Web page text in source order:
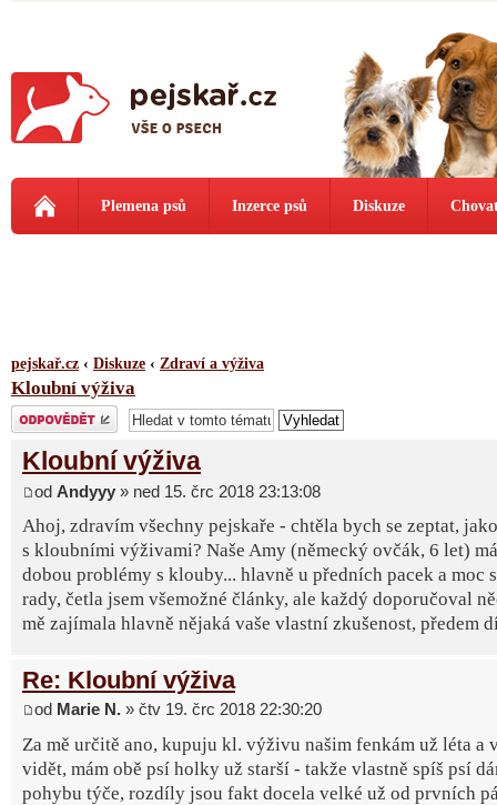
Plemena psů Inzerce psů Diskuze
pejskař.cz ‹ Diskuze ‹ Zdraví a výživa
Kloubní výživa
Odeslat odpověď
Kloubní výživa
od Andyyy » ned 15. črc 2018 23:13:08
Ahoj, zdravím všechny pejskaře - chtěla bych se zeptat,
s kloubními výživami? Naše Amy (německý ovčák, 6 let)
dobou problémy s klouby... hlavně u předních pacek a moc
rady, četla jsem všemožné články, ale každý doporučoval
mě zajímala hlavně nějaká vaše vlastní zkušenost, předem
Re: Kloubní výživa
od Marie N. » čtv 19. črc 2018 22:30:20
Za mě určitě ano, kupuju kl. výživu našim fenkám už léta a
vidět, mám obě psí holky už starší - takže vlastně spíš psí
pohybu týče, rozdíly jsou fakt docela velké už od prvních